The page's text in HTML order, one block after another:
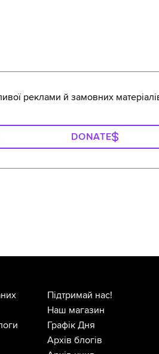
реклами й замовних
DONATE
Підтримай нас!
Наш магазин
Графік Дня
Архів блогів